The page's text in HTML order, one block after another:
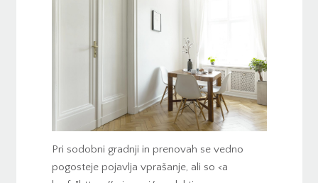
Pri sodobni gradnji in prenovah se vedno
pogosteje pojavlja vprašanje, ali so <a